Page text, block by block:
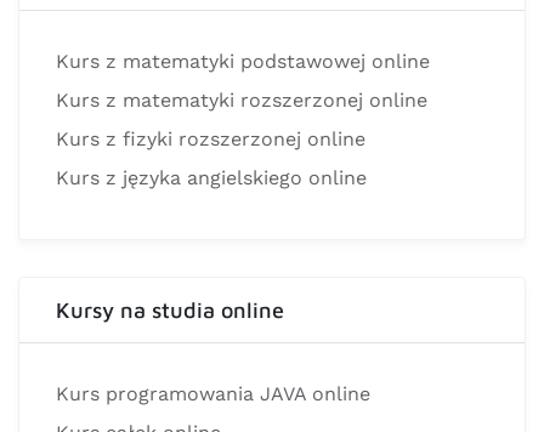
Kurs z matematyki podstawowej online
Kurs z matematyki rozszerzonej online
Kurs z fizyki rozszerzonej online
Kurs z języka angielskiego online
Kursy na studia online
Kurs programowania JAVA online